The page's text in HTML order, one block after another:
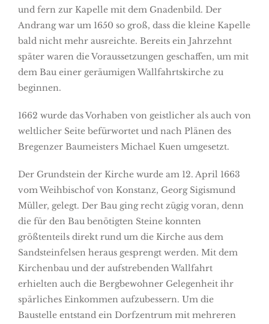
und fern zur Kapelle mit dem Gnadenbild. Der
Andrang war um 1650 so groß, dass die kleine Kapelle
bald nicht mehr ausreichte. Bereits ein Jahrzehnt
später waren die Voraussetzungen geschaffen, um mit
dem Bau einer geräumigen Wallfahrtskirche zu
beginnen.
1662 wurde das Vorhaben von geistlicher als auch von
weltlicher Seite befürwortet und nach Plänen des
Bregenzer Baumeisters Michael Kuen umgesetzt.
Der Grundstein der Kirche wurde am 12. April 1663
vom Weihbischof von Konstanz, Georg Sigismund
Müller, gelegt. Der Bau ging recht zügig voran, denn
die für den Bau benötigten Steine konnten
größtenteils direkt rund um die Kirche aus dem
Sandsteinfelsen heraus gesprengt werden. Mit dem
Kirchenbau und der aufstrebenden Wallfahrt
erhielten auch die Bergbewohner Gelegenheit ihr
spärliches Einkommen aufzubessern. Um die
Baustelle entstand ein Dorfzentrum mit mehreren